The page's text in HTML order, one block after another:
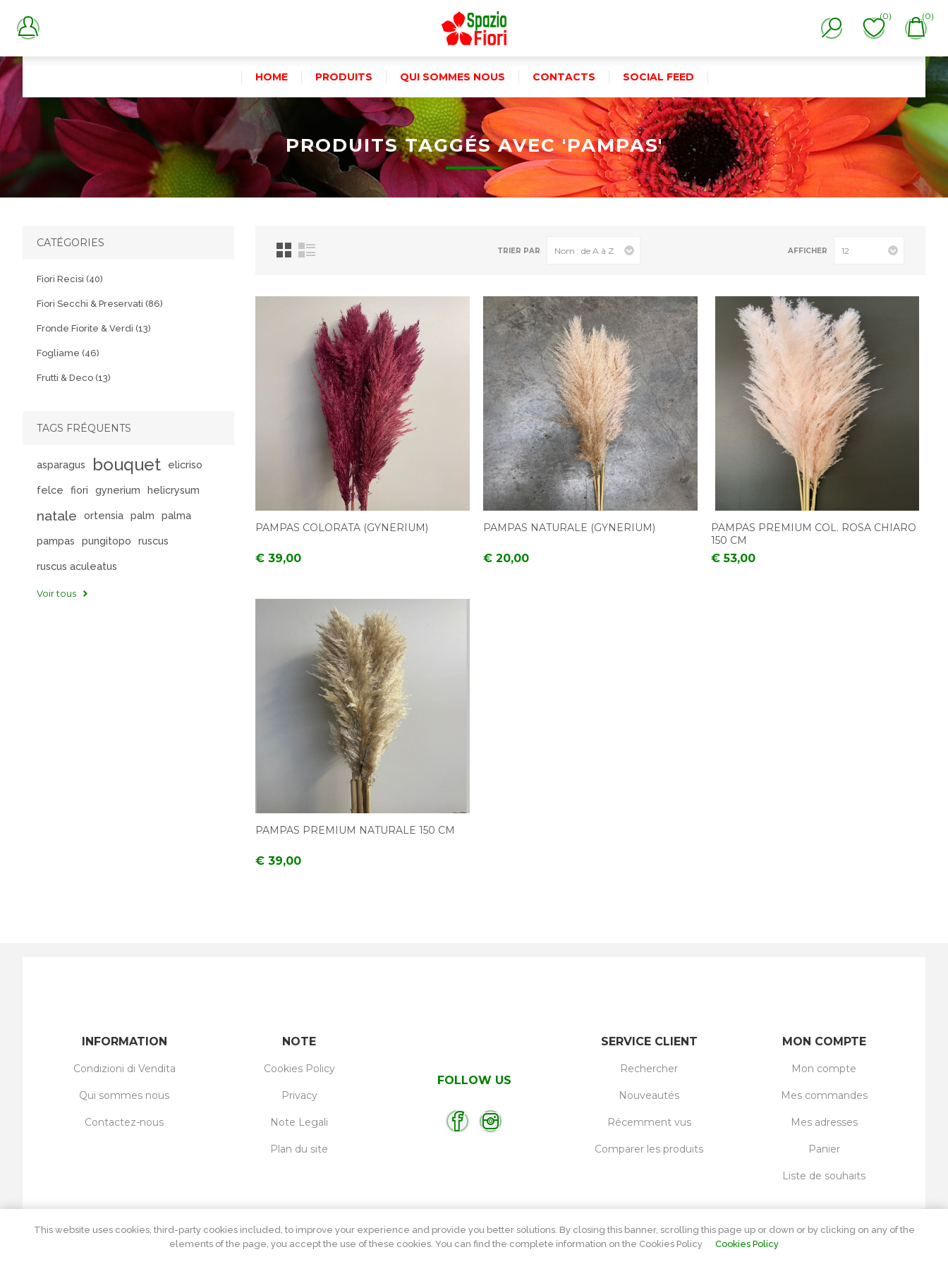
(0) (0)
HOME PRODUITS QUI SOMMES NOUS CONTACTS SOCIAL FEED
PRODUITS TAGGÉS AVEC 'PAMPAS'
TRIER PAR AFFICHER
PAMPAS COLORATA (GYNERIUM)
€ 39,00
PAMPAS NATURALE (GYNERIUM)
€ 20,00
PAMPAS PREMIUM COL. ROSA CHIARO
150 CM
€ 53,00
PAMPAS PREMIUM NATURALE 150 CM
€ 39,00
CATÉGORIES
Fiori Recisi (40)
Fiori Secchi & Preservati (86)
Fronde Fiorite & Verdi (13)
Fogliame (46)
Frutti & Deco (13)
TAGS FRÉQUENTS
asparagus bouquet elicriso
felce fiori gynerium helicrysum
natale ortensia palm palma
pampas pungitopo ruscus
ruscus aculeatus
Voir tous
FOLLOW US
INFORMATION
Condizioni di Vendita
Qui sommes nous
Contactez-nous
NOTE
Cookies Policy
Privacy
Note Legali
Plan du site
MON COMPTE
Mon compte
Mes commandes
Mes adresses
Panier
Liste de souhaits
SERVICE CLIENT
Rechercher
Nouveautés
Récemment vus
Comparer les produits
This website uses cookies, third-party cookies included, to improve your experience and provide you better solutions. By closing this banner, scrolling this page up or down or by clicking on any of the
elements of the page, you accept the use of these cookies. You can find the complete information on the Cookies Policy
Cookies Policy